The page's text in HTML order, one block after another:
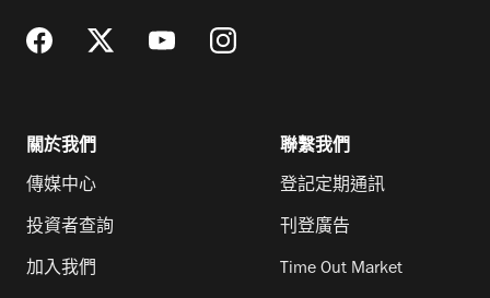
關於我們
傳媒中心
投資者查詢
加入我們
聯繫我們
登記定期通訊
刊登廣告
Time Out Market